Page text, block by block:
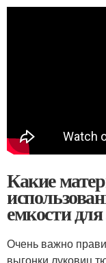
Какие
емкости
Очень важно